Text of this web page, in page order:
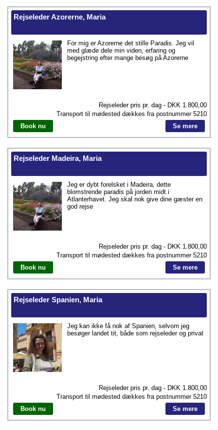
Rejseleder Azorerne, Maria
For mig er Azorerne det stille Paradis. Jeg vil
med glæde dele min viden, erfaring og
begejstring efter mange besøg på Azorerne
Rejseleder pris pr. dag - DKK 1.800,00
Transport til mødested dækkes fra postnummer 5210
Book nu
Se mere
Rejseleder Madeira, Maria
Jeg er dybt forelsket i Madeira, dette
blomstrende paradis på jorden midt i
Atlanterhavet. Jeg skal nok give dine gæster en
god rejse
Rejseleder pris pr. dag - DKK 1.800,00
Transport til mødested dækkes fra postnummer 5210
Book nu
Se mere
Rejseleder Spanien, Maria
Jeg kan ikke få nok af Spanien, selvom jeg
besøger landet tit, både som rejseleder og privat
Rejseleder pris pr. dag - DKK 1.800,00
Transport til mødested dækkes fra postnummer 5210
Book nu
Se mere